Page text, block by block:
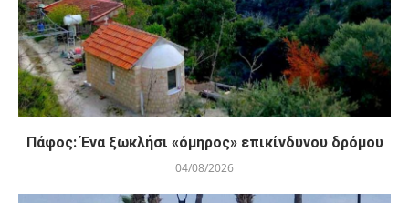
Πάφος: Ένα ξωκλήσι «όμηρος» επικίνδυνου δρόμου
04/08/2026